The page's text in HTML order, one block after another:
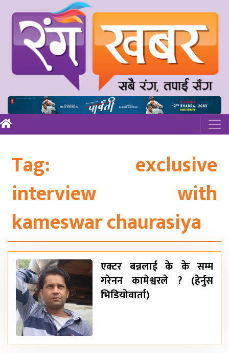
Tag: exclusive
interview with
kameswar chaurasiya
एक्टर बन्नलाई के के सम्म
गरेनन कामेश्वरले ? (हेर्नुस
भिडियोवार्ता)